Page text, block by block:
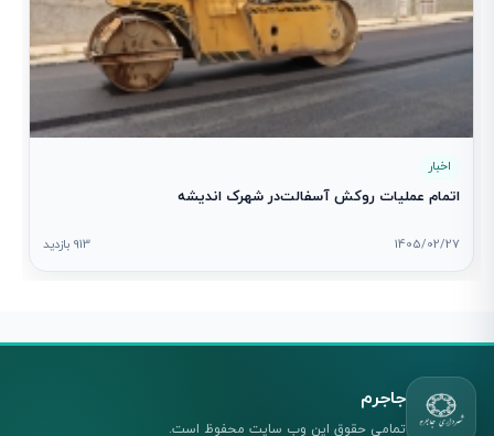
اخبار
اتمام عملیات روکش آسفالت‌در شهرک اندیشه
1405/02/27 913 بازدید
جاجرم
تمامی حقوق این وب سایت محفوظ است.